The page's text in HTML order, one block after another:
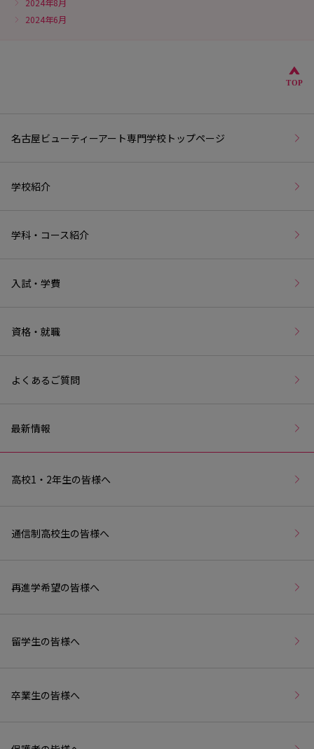
2024年8月
2024年6月
こ
TOP
名古屋ビューティーアート専門学校トップページ
学校紹介
学科・コース紹介
入試・学費
資格・就職
よくあるご質問
最新情報
高校1・2年生の皆様へ
通信制高校生の皆様へ
再進学希望の皆様へ
留学生の皆様へ
卒業生の皆様へ